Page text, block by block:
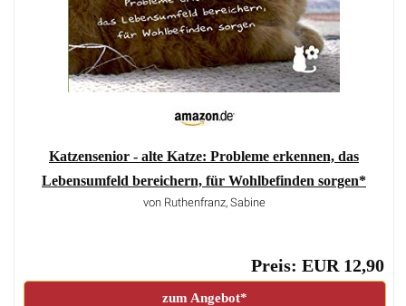
Katzensenior - alte Katze: Probleme erkennen, das
Lebensumfeld bereichern, für Wohlbefinden sorgen*
von Ruthenfranz, Sabine
Preis: EUR 12,90
zum Angebot*